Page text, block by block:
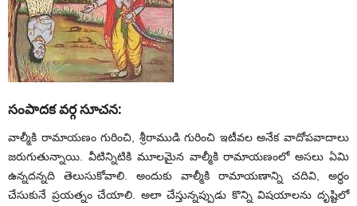
సంపాదక వర్గ సూచన:
వాల్మీకి రామాయణం గురించి, శ్రీరాముడి గురించి ఇటీవల అనేక వాదోపవాదాలు
జరుగుతున్నాయి. వీటిన్నిటికి మూలమైన వాల్మీకి రామాయణంలో అసలు ఏమి
ఉన్నదన్నది తెలుసుకోవాలి. అందుకు వాల్మీకి రామాయణాన్ని చదివి, అర్ధం
చేసుకునే ప్రయత్నం చేయాలి. అలా చేస్తున్నప్పుడు కొన్ని విషయాలను దృష్టిలో